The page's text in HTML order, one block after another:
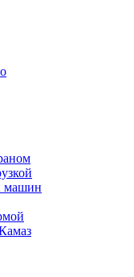
машин